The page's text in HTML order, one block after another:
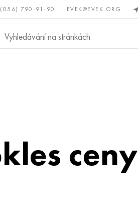
790-91-90 EVEK@EVEK.ORG
kovy
Legovaná
ceny